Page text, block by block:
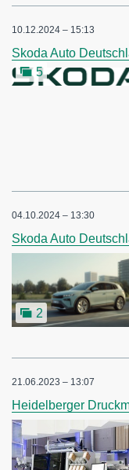
10.12.2024 – 15:13
Skoda Auto
5
04.10.2024 – 13:30
Skoda Auto
2
21.06.2023 – 13:07
Heidelberger